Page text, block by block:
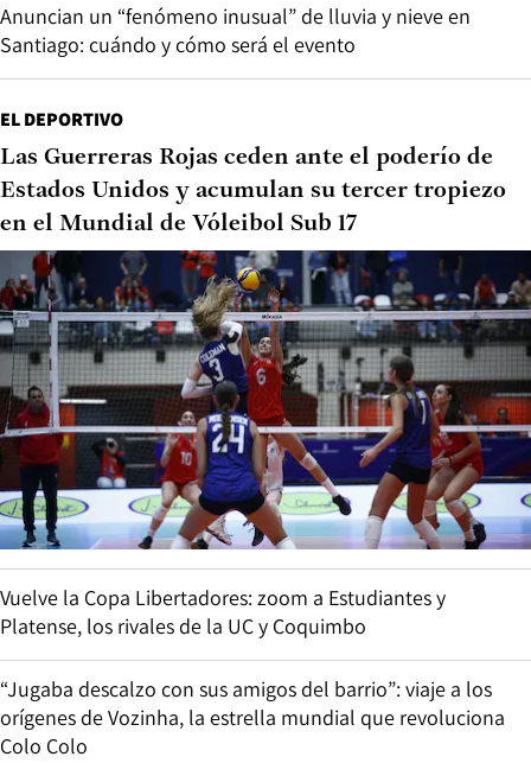
Anuncian un “fenómeno inusual” de lluvia y nieve en
Santiago: cuándo y cómo será el evento
EL DEPORTIVO
Las Guerreras Rojas ceden ante el poderío de
Estados Unidos y acumulan su tercer tropiezo
en el Mundial de Vóleibol Sub 17
Vuelve la Copa Libertadores: zoom a Estudiantes y
Platense, los rivales de la UC y Coquimbo
“Jugaba descalzo con sus amigos del barrio”: viaje a los
orígenes de Vozinha, la estrella mundial que revoluciona
Colo Colo